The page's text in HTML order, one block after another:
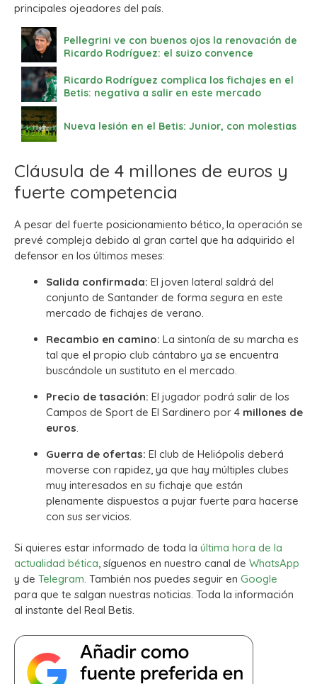
principales ojeadores del país.
Pellegrini ve con buenos ojos la renovación de
Ricardo Rodríguez: el suizo convence
Ricardo Rodríguez complica los fichajes en el
Betis: negativa a salir en este mercado
Nueva lesión en el Betis: Junior, con molestias
Cláusula de 4 millones de euros y
fuerte competencia
A pesar del fuerte posicionamiento bético, la operación se
prevé compleja debido al gran cartel que ha adquirido el
defensor en los últimos meses:
Salida confirmada: El joven lateral saldrá del
conjunto de Santander de forma segura en este
mercado de fichajes de verano.
Recambio en camino: La sintonía de su marcha es
tal que el propio club cántabro ya se encuentra
buscándole un sustituto en el mercado.
Precio de tasación: El jugador podrá salir de los
Campos de Sport de El Sardinero por 4 millones de
euros.
Guerra de ofertas: El club de Heliópolis deberá
moverse con rapidez, ya que hay múltiples clubes
muy interesados en su fichaje que están
plenamente dispuestos a pujar fuerte para hacerse
con sus servicios.
Si quieres estar informado de toda la última hora de la
actualidad bética, síguenos en nuestro canal de WhatsApp
y de Telegram. También nos puedes seguir en Google
para que te salgan nuestras noticias. Toda la información
al instante del Real Betis.